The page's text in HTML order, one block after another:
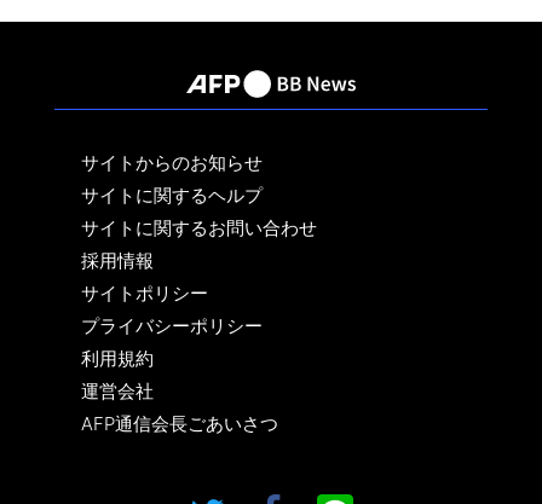
サイトからのお知らせ
サイトに関するヘルプ
サイトに関するお問い合わせ
採用情報
サイトポリシー
プライバシーポリシー
利用規約
運営会社
AFP通信会長ごあいさつ